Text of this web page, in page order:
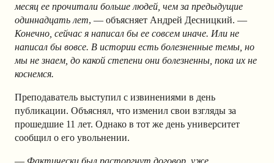
месяц ее прочитали больше людей, чем за предыдущие
одиннадцать лет, — объясняет Андрей Десницкий. —
Конечно, сейчас я написал бы ее совсем иначе. Или не
написал бы вовсе. В истории есть болезненные темы, но
мы не знаем, до какой степени они болезненны, пока их не
коснемся.
Преподаватель выступил с извинениями в день
публикации. Объяснял, что изменил свои взгляды за
прошедшие 11 лет. Однако в тот же день университет
сообщил о его увольнении.
— Фактически был расторгнут договор, уже